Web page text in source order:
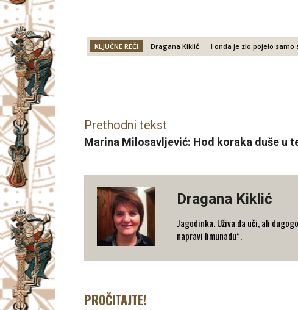
KLJUČNE REČI Dragana Kiklić I onda je zlo pojelo samo
Prethodni tekst
Marina Milosavljević: Hod koraka duše u
Dragana Kiklić
Jagodinka. Uživa da uči, ali
napravi limunadu”.
PROČITAJTE!